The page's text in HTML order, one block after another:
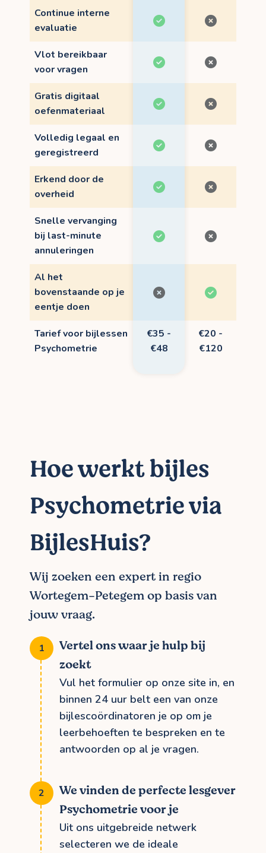
Continue interne
evaluatie
Vlot bereikbaar
voor vragen
Gratis digitaal
oefenmateriaal
Volledig legaal en
geregistreerd
Erkend door de
overheid
Snelle vervanging
bij last-minute
annuleringen
Al het
bovenstaande op je
eentje doen
Tarief voor bijlessen
Psychometrie
€35 -
€48
€20 -
€120
Hoe werkt bijles
Psychometrie via
BijlesHuis?
Wij zoeken een expert in regio
Wortegem-Petegem op basis van
jouw vraag.
Vertel ons waar je hulp bij
zoekt
Vul het formulier op onze site in, en
binnen 24 uur belt een van onze
bijlescoördinatoren je op om je
leerbehoeften te bespreken en te
antwoorden op al je vragen.
We vinden de perfecte lesgever
Psychometrie voor je
Uit ons uitgebreide netwerk
selecteren we de ideale